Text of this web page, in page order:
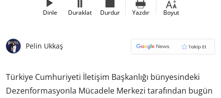
Dinle Duraklat Durdur Yazdır Boyut
Pelin Ukkaş
Türkiye Cumhuriyeti İletişim Başkanlığı bünyesindeki
Dezenformasyonla Mücadele Merkezi tarafından bugün